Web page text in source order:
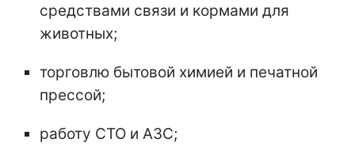
средствами связи и кормами для
животных;
торговлю бытовой химией и печатной
прессой;
работу СТО и АЗС;